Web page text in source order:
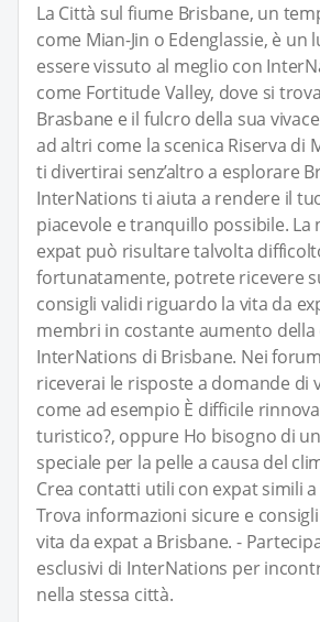
La Città sul fiume Brisbane, un
come Mian-Jin o Edenglassie, è un
essere vissuto al meglio con
come Fortitude Valley, dove si
Brasbane e il fulcro della sua
ad altri come la scenica Riserva di
ti divertirai senz’altro a esplorare
InterNations ti aiuta a rendere il
piacevole e tranquillo possibile. La
expat può risultare talvolta
fortunatamente, potrete ricevere
consigli validi riguardo la vita da
membri in costante aumento
InterNations di Brisbane. Nei
riceverai le risposte a domande di
come ad esempio È difficile
turistico?, oppure Ho bisogno di
speciale per la pelle a causa del
Crea contatti utili con expat simili
Trova informazioni sicure e
vita da expat a Brisbane. -
esclusivi di InterNations per
nella stessa città.